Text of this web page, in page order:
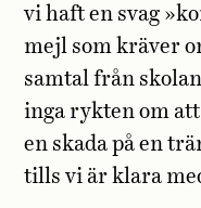
vi haft en svag
mejl som kräver
samtal från
inga rykten om
en skada på en
tills vi är klara